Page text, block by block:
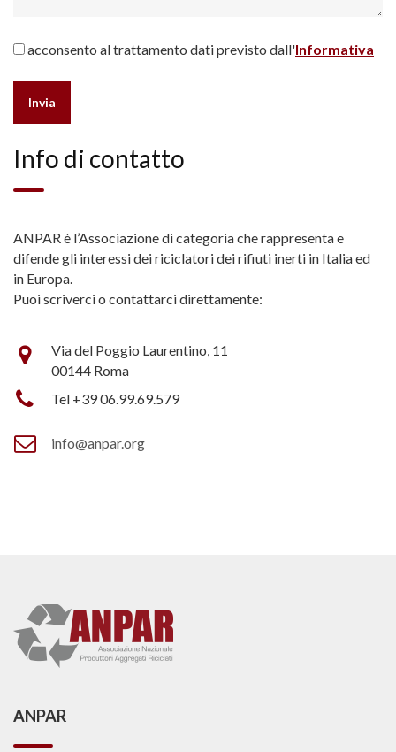
acconsento al trattamento dati previsto dall'Informativa
Info di contatto
ANPAR è l’Associazione di categoria che rappresenta e
difende gli interessi dei riciclatori dei rifiuti inerti in Italia ed
in Europa.
Puoi scriverci o contattarci direttamente:
Via del Poggio Laurentino, 11
00144 Roma
Tel +39 06.99.69.579
info@anpar.org
ANPAR